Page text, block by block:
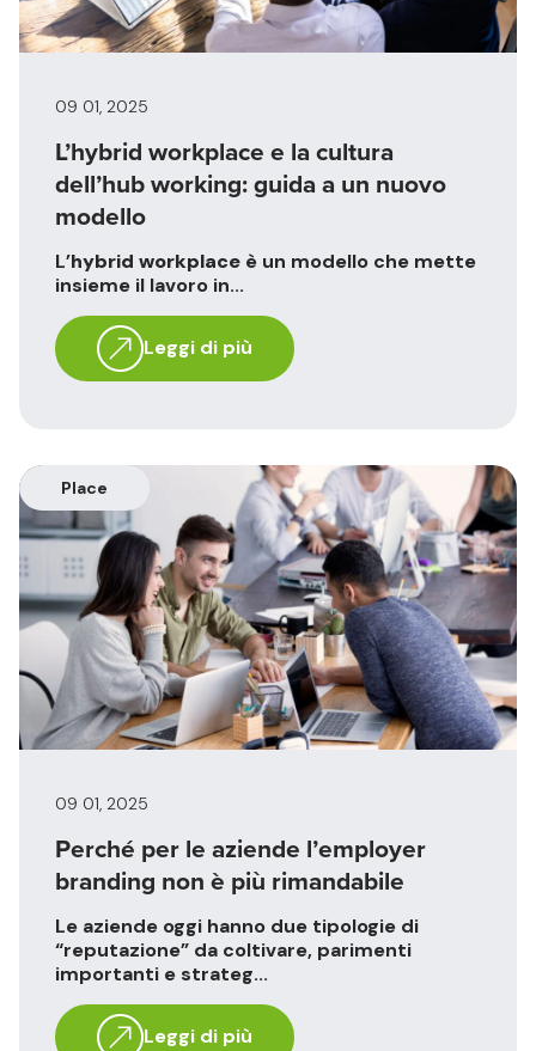
09 01, 2025
L’hybrid workplace e la cultura
dell’hub working: guida a un nuovo
modello
L’hybrid workplace è un modello che mette
insieme il lavoro in...
Leggi di più
Place
09 01, 2025
Perché per le aziende l’employer
branding non è più rimandabile
Le aziende oggi hanno due tipologie di
“reputazione” da coltivare, parimenti
importanti e strateg...
Leggi di più